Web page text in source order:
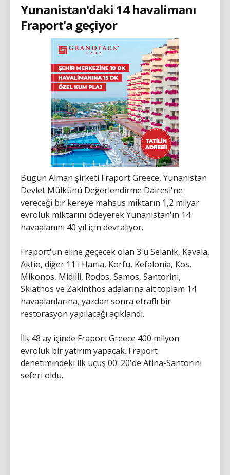
Yunanistan'daki 14 havalimanı
Fraport'a geçiyor
Bugün Alman şirketi Fraport Greece, Yunanistan
Devlet Mülkünü Değerlendirme Dairesi'ne
vereceği bir kereye mahsus miktarın 1,2 milyar
evroluk miktarını ödeyerek Yunanistan'ın 14
havaalanını 40 yıl için devralıyor.
Fraport'un eline geçecek olan 3'ü Selanik, Kavala,
Aktio, diğer 11'i Hania, Korfu, Kefalonia, Kos,
Mikonos, Midilli, Rodos, Samos, Santorini,
Skiathos ve Zakinthos adalarına ait toplam 14
havaalanlarına, yazdan sonra etraflı bir
restorasyon yapılacağı açıklandı.
İlk 48 ay içinde Fraport Greece 400 milyon
evroluk bir yatırım yapacak. Fraport
denetimindeki ilk uçuş 00: 20'de Atina-Santorini
seferi oldu.